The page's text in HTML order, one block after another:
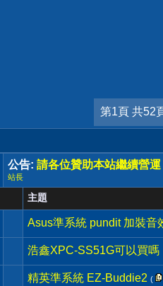
第1頁 共52
公告: 請各位贊助本站繼續營運
站長
主題
Asus準系統 pundit 加裝音
浩鑫XPC-SS51G可以買嗎
精英準系統 EZ-Buddie2 (